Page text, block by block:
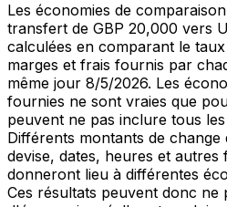
Les économies de
transfert de GBP 20,000 vers
calculées en comparant le
marges et frais fournis par
même jour 8/5/2026. Les
fournies ne sont vraies que
peuvent ne pas inclure tous
Différents montants de change
devise, dates, heures et autres
donneront lieu à différentes
Ces résultats peuvent donc ne